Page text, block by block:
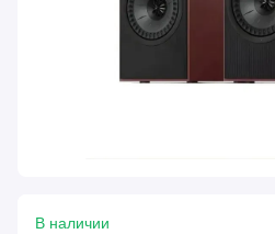
В наличии